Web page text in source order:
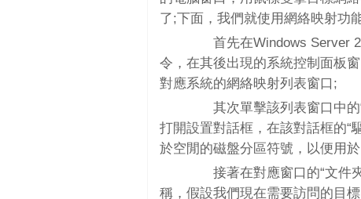
了;下面，我們就使用網絡映射功
首先在Windows Server
令，在其後出現的系統控制面板
對應系統的網絡映射列表窗口;
其次單擊該列表窗口中的“
打開設置對話框，在該對話框的“
於空閒的磁盤分區符號，以便用
接著在對應窗口的“文件夾
稱，假設我們現在需要訪問的目